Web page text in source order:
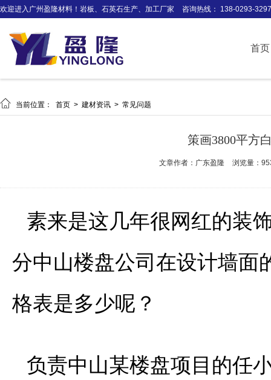
欢迎进入广州盈隆材料！岩板、石英石生产、加工厂家 咨询热线： 138-0293-3297
首页
 当前位置： 首页 > 建材资讯 > 常见问题
策画3800平方
文章作者：广东盈隆 浏览量：
素来是这几年很网红的装
分中山楼盘公司在设计墙面
格表是多少呢？
负责中山某楼盘项目的任